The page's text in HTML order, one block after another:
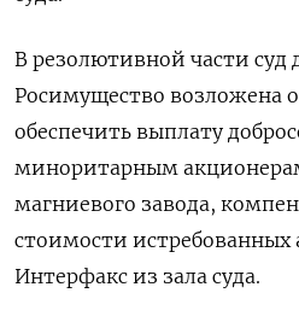
В резолютивной части суд
Росимущество возложена
обеспечить выплату
миноритарным
магниевого завода,
стоимости истребованных
Интерфакс из зала суда.